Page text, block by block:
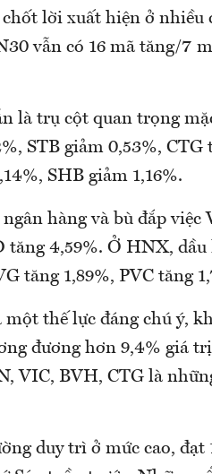
lời xuất hiện ở nhiều
vẫn có 16 mã tăng/7
là trụ cột quan trọng
STB giảm 0,53%, CTG
SHB giảm 1,16%.
hàng và bù đắp việc
tăng 4,59%. Ở HNX,
tăng 1,89%, PVC tăng
thế lực đáng chú ý,
đương hơn 9,4% giá
VIC, BVH, CTG là
duy trì ở mức cao, đạt